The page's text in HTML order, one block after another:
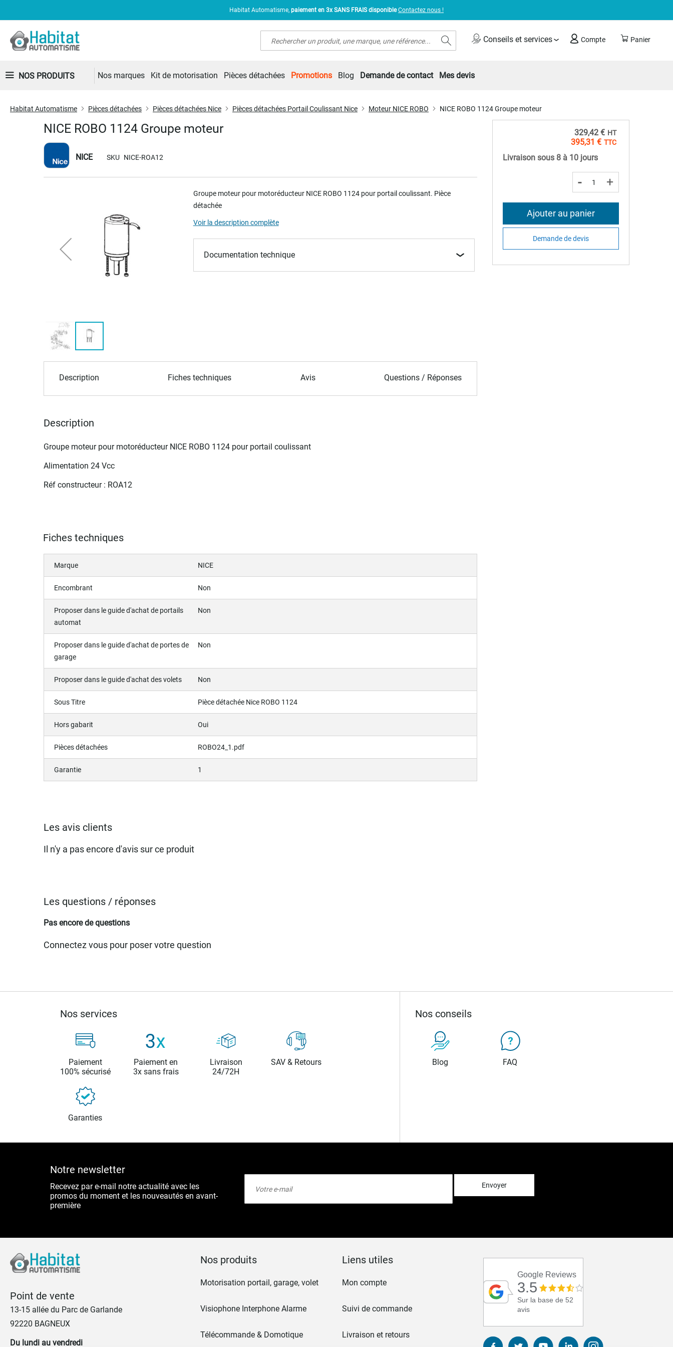
Habitat Automatisme, paiement en 3x SANS FRAIS disponible Contactez nous !
Panier
Conseils et services Compte
Rechercher
NOS PRODUITS Nos marques Kit de motorisation Pièces détachées Promotions Blog Demande de contact Mes devis
Habitat Automatisme Pièces détachées Pièces détachées Nice Pièces détachées Portail Coulissant Nice Moteur NICE ROBO NICE ROBO 1124 Groupe moteur
NICE ROBO 1124 Groupe moteur
NICE SKU NICE-ROA12
images
images
Groupe moteur pour motoréducteur NICE ROBO 1124 pour portail coulissant. Pièce
détachée
Voir la description complète
Documentation technique
Description Fiches techniques Avis Questions / Réponses
Description
Groupe moteur pour motoréducteur NICE ROBO 1124 pour portail coulissant
Alimentation 24 Vcc
Réf constructeur : ROA12
Fiches techniques
Marque NICE
Encombrant Non
Proposer dans le guide d'achat de portails
automat
Non
Proposer dans le guide d'achat de portes de
garage
Non
Proposer dans le guide d'achat des volets Non
Sous Titre Pièce détachée Nice ROBO 1124
Hors gabarit Oui
Pièces détachées ROBO24_1.pdf
Garantie 1
Les avis clients
Il n'y a pas encore d'avis sur ce produit
Les questions / réponses
Pas encore de questions
Connectez vous pour poser votre question
395,31 €
329,42 €
Livraison sous 8 à 10 jours
- +
Ajouter au panier
Demande de devis
Nos services
Paiement
100% sécurisé
Paiement en
3x sans frais
Livraison
24/72H
SAV & Retours
Garanties
Nos conseils
Blog FAQ
Notre newsletter
Recevez par e-mail notre actualité avec les
promos du moment et les nouveautés en avant-
première
notre
:
Envoyer
Point de vente
13-15 allée du Parc de Garlande
92220 BAGNEUX
Du lundi au vendredi
Nos produits
Motorisation portail, garage, volet
Visiophone Interphone Alarme
Télécommande & Domotique
Liens utiles
Mon compte
Suivi de commande
Livraison et retours
Google Reviews
3.5
Sur la base de 52
avis